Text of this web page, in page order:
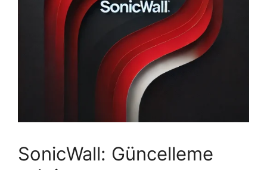
SonicWall: Güncelleme